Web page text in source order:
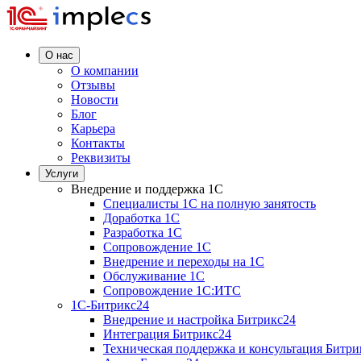
О нас
О компании
Отзывы
Новости
Блог
Карьера
Контакты
Реквизиты
Услуги
Внедрение и поддержка 1C
Специалисты 1C на полную занятость
Доработка 1C
Разработка 1C
Сопровождение 1C
Внедрение и переходы на 1C
Обслуживание 1C
Сопровождение 1C:ИТС
1С-Битрикс24
Внедрение и настройка Битрикс24
Интеграция Битрикс24
Техническая поддержка и консультация